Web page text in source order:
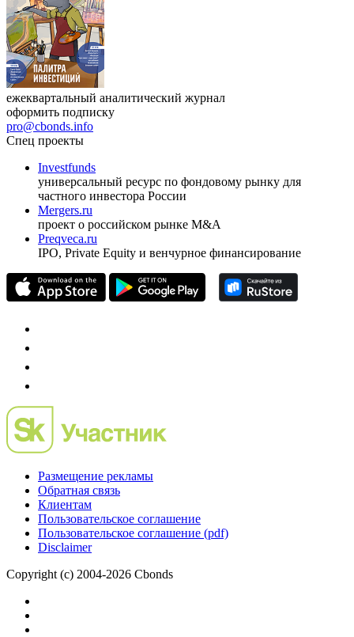
ежеквартальный аналитический журнал
оформить подписку
pro@cbonds.info
Спец проекты
Investfunds
универсальный ресурс по фондовому рынку для
частного инвестора России
Mergers.ru
проект о российском рынке M&A
Preqveca.ru
IPO, Private Equity и венчурное финансирование
Размещение рекламы
Обратная связь
Клиентам
Пользовательское соглашение
Пользовательское соглашение (pdf)
Disclaimer
Copyright (c) 2004-2026 Cbonds